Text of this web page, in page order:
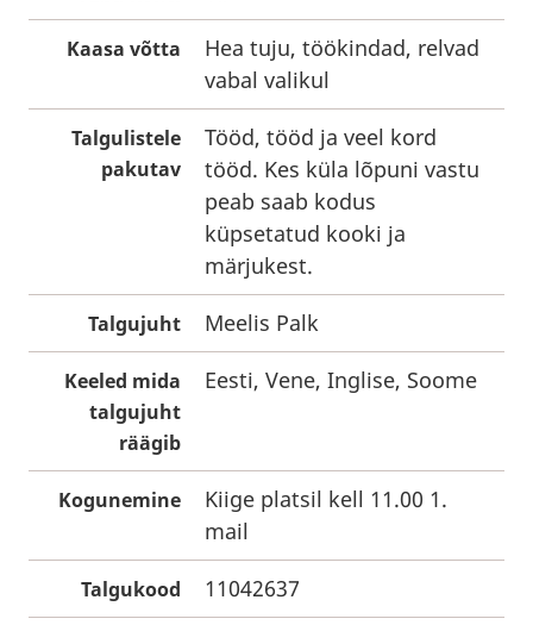
Kaasa võtta
Hea tuju, töökindad, relvad
vabal valikul
Talgulistele
pakutav
Tööd, tööd ja veel kord
tööd. Kes küla lõpuni vastu
peab saab kodus
küpsetatud kooki ja
märjukest.
Talgujuht Meelis Palk
Keeled mida
talgujuht
räägib
Eesti, Vene, Inglise, Soome
Kogunemine
Kiige platsil kell 11.00 1.
mail
Talgukood 11042637